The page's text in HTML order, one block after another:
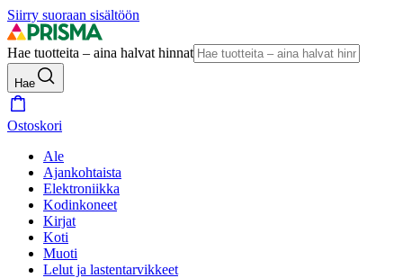
Siirry suoraan sisältöön
Hae tuotteita – aina halvat hinnat
Hae
Ostoskori
Ale
Ajankohtaista
Elektroniikka
Kodinkoneet
Kirjat
Koti
Muoti
Lelut ja lastentarvikkeet